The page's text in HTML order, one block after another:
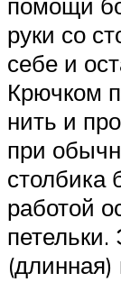
руки со
себе и
Крючком
нить и
при
столбика
работой
(длинная)